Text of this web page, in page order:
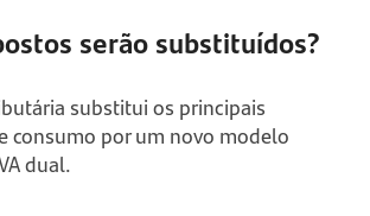
serão substituídos?
substitui os principais
consumo por um novo modelo
dual.